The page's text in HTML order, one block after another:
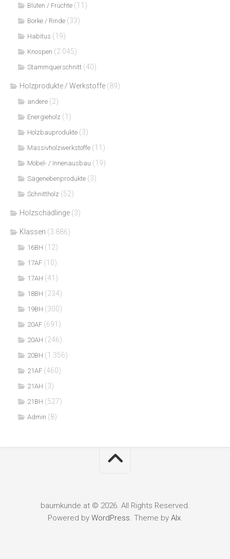
Blüten / Früchte (11)
Borke / Rinde (33)
Habitus (19)
Knospen (2.045)
Stammquerschnitt (40)
Holzprodukte / Werkstoffe (89)
andere (2)
Energieholz (1)
Holzbauprodukte (3)
Massivholzwerkstoffe (11)
Möbel- / Innenausbau (19)
Sägenebenprodukte (3)
Schnittholz (52)
Holzschädlinge (3)
Klassen (3.886)
16BH (12)
17AF (10)
17AH (41)
18BH (234)
19BH (300)
20AF (691)
20AH (246)
20BH (1.356)
21AF (460)
21AH (3)
21BH (527)
Admin (8)
baumkunde.at © 2026. All Rights Reserved.
Powered by WordPress. Theme by Alx.